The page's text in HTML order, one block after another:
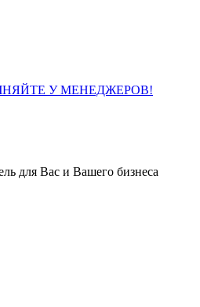
У МЕНЕДЖЕРОВ!
для Вас и Вашего бизнеса